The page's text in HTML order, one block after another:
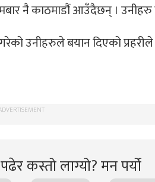
नै काठमाडौं आउँदैछन् ।
उनीहरुले बयान दिएको
कस्तो लाग्यो? मन पर्यो